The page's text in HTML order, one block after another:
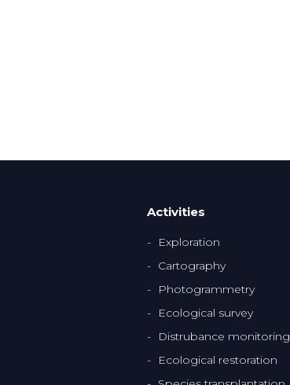
Activities
Exploration
Cartography
Photogrammetry
Ecological survey
Distrubance monitoring
Ecological restoration